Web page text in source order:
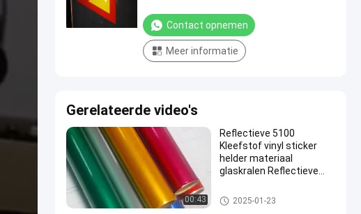
Contact opnemen
Meer informatie
Gerelateerde video's
00:43
Reflectieve 5100
Kleefstof vinyl sticker
helder materiaal
glaskralen Reflectieve
Ingenieursrang het Weerspieg
elende Afdekken
2025-01-23